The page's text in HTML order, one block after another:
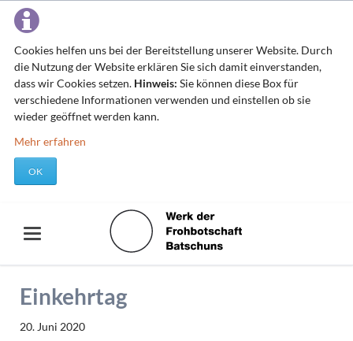
Cookies helfen uns bei der Bereitstellung unserer Website. Durch
die Nutzung der Website erklären Sie sich damit einverstanden,
dass wir Cookies setzen. Hinweis: Sie können diese Box für
verschiedene Informationen verwenden und einstellen ob sie
wieder geöffnet werden kann.
Mehr erfahren
OK
Einkehrtag
20. Juni 2020